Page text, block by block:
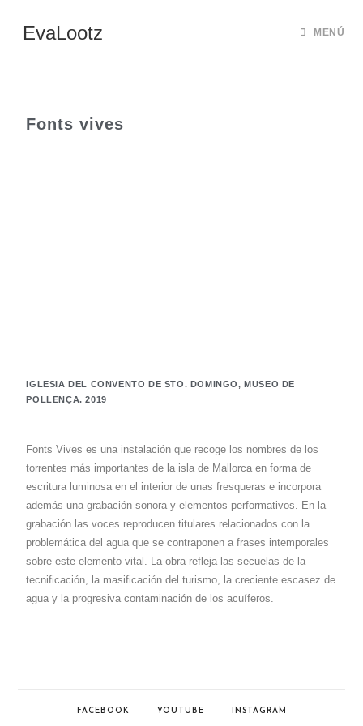
EvaLootz MENÚ
Fonts vives
IGLESIA DEL CONVENTO DE STO. DOMINGO, MUSEO DE
POLLENÇA. 2019
Fonts Vives es una instalación que recoge los nombres de los
torrentes más importantes de la isla de Mallorca en forma de
escritura luminosa en el interior de unas fresqueras e incorpora
además una grabación sonora y elementos performativos. En la
grabación las voces reproducen titulares relacionados con la
problemática del agua que se contraponen a frases intemporales
sobre este elemento vital. La obra refleja las secuelas de la
tecnificación, la masificación del turismo, la creciente escasez de
agua y la progresiva contaminación de los acuíferos.
FACEBOOK YOUTUBE INSTAGRAM